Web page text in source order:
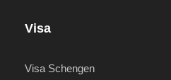
Visa
Visa Schengen